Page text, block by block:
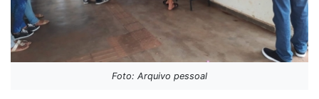
Foto: Arquivo pessoal